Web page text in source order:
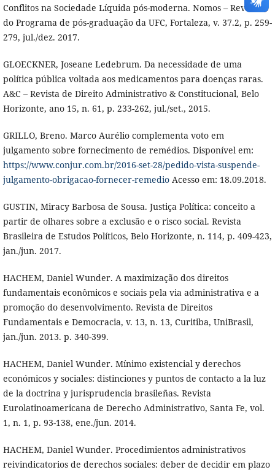
Conflitos na Sociedade Líquida pós-moderna. Nomos – Revista
do Programa de pós-graduação da UFC, Fortaleza, v. 37.2, p. 259-
279, jul./dez. 2017.
GLOECKNER, Joseane Ledebrum. Da necessidade de uma
política pública voltada aos medicamentos para doenças raras.
A&C – Revista de Direito Administrativo & Constitucional, Belo
Horizonte, ano 15, n. 61, p. 233-262, jul./set., 2015.
GRILLO, Breno. Marco Aurélio complementa voto em
julgamento sobre fornecimento de remédios. Disponível em:
https://www.conjur.com.br/2016-set-28/pedido-vista-suspende-
julgamento-obrigacao-fornecer-remedioAcesso em: 18.09.2018.
GUSTIN, Miracy Barbosa de Sousa. Justiça Política: conceito a
partir de olhares sobre a exclusão e o risco social. Revista
Brasileira de Estudos Políticos, Belo Horizonte, n. 114, p. 409-423,
jan./jun. 2017.
HACHEM, Daniel Wunder. A maximização dos direitos
fundamentais econômicos e sociais pela via administrativa e a
promoção do desenvolvimento. Revista de Direitos
Fundamentais e Democracia, v. 13, n. 13, Curitiba, UniBrasil,
jan./jun. 2013. p. 340-399.
HACHEM, Daniel Wunder. Mínimo existencial y derechos
económicos y sociales: distinciones y puntos de contacto a la luz
de la doctrina y jurisprudencia brasileñas. Revista
Eurolatinoamericana de Derecho Administrativo, Santa Fe, vol.
1, n. 1, p. 93-138, ene./jun. 2014.
HACHEM, Daniel Wunder. Procedimientos administrativos
reivindicatorios de derechos sociales: deber de decidir em plazo